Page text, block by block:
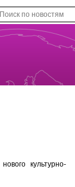
культурно-